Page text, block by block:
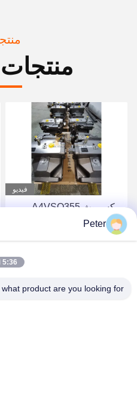
منتجات
فيديو
ريكسروث A4VSO355
مضخة المكبس مجموعة
دوارة مضخة هيدروليكية من
Peter
5:36 AM
product are you looking for?